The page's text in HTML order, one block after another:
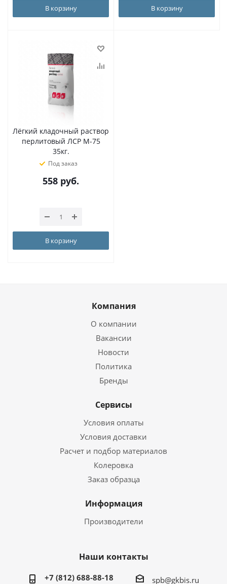
В корзину В корзину
Лёгкий кладочный раствор
перлитовый ЛСР М-75
35кг.
Под заказ
558 руб.
В корзину
Компания
О компании
Вакансии
Новости
Политика
Бренды
Сервисы
Условия оплаты
Условия доставки
Расчет и подбор материалов
Колеровка
Заказ образца
Информация
Производители
Наши контакты
+7 (812) 688-88-18 spb@gkbis.ru